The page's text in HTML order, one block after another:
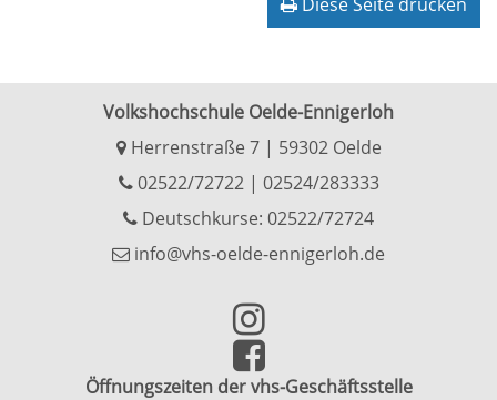
Volkshochschule Oelde-Ennigerloh
Herrenstraße 7 | 59302 Oelde
02522/72722| 02524/283333
Deutschkurse: 02522/72724
info@vhs-oelde-ennigerloh.de
Öffnungszeiten der vhs-Geschäftsstelle